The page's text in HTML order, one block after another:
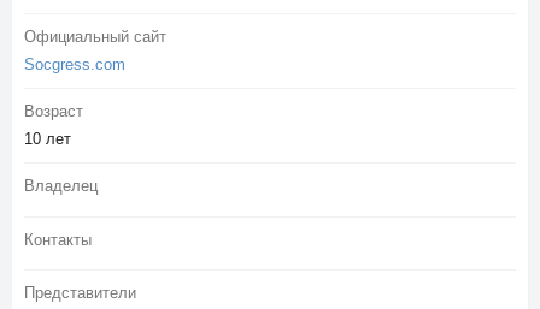
Официальный сайт
Socgress.com
Возраст
10 лет
Владелец
Контакты
Представители